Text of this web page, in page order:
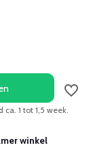
1 tot 1,5 week.
winkel